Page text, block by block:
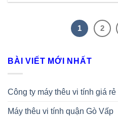
1 2
BÀI VIẾT MỚI NHẤT
Công ty máy thêu vi tính giá rẻ
Máy thêu vi tính quận Gò Vấp